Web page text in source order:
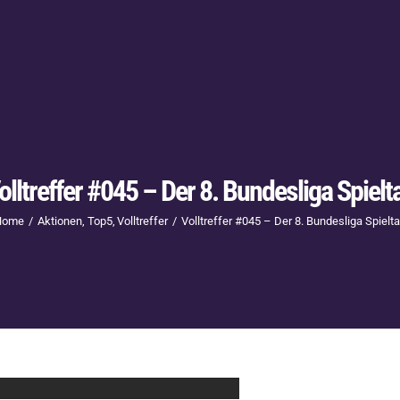
#045 – Der 8. Bundesliga
Aktionen Top5 Volltreffer Volltreffer #045 – Der 8. Bundesliga